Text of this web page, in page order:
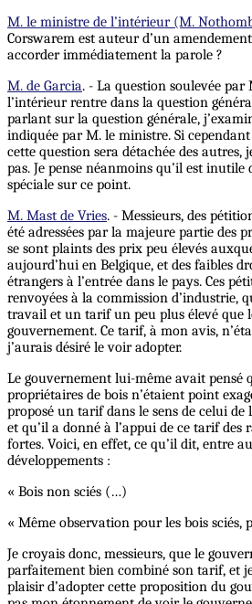
M. le ministre de l’intérieur (M.
Corswarem est auteur d’un
accorder immédiatement la parole ?
M. de Garcia. - La question soulevée par
l’intérieur rentre dans la question
parlant sur la question générale,
indiquée par M. le ministre. Si
cette question sera détachée des autres,
pas. Je pense néanmoins qu’il est
spéciale sur ce point.
M. Mast de Vries. - Messieurs, des
été adressées par la majeure partie des
se sont plaints des prix peu élevés
aujourd’hui en Belgique, et des faibles
étrangers à l’entrée dans le pays. Ces
renvoyées à la commission d’industrie,
travail et un tarif un peu plus élevé
gouvernement. Ce tarif, à mon avis,
j’aurais désiré le voir adopter.
Le gouvernement lui-même avait pensé
propriétaires de bois n’étaient point
proposé un tarif dans le sens de celui de
et qu’il a donné à l’appui de ce tarif des
fortes. Voici, en effet, ce qu’il dit, entre
développements :
« Bois non sciés (…)
« Même observation pour les bois sciés,
Je croyais donc, messieurs, que le
parfaitement bien combiné son tarif, et
plaisir d’adopter cette proposition du